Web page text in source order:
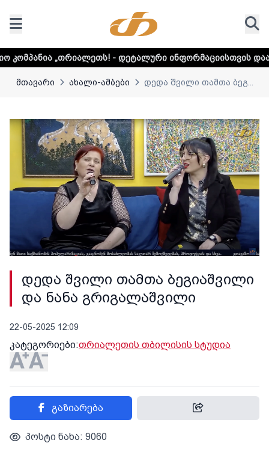
- დეტალური ინფორმაციისთვის დააკლიკეთ ლინკს
მთავარი ახალი-ამბები დედა შვილი თამთა ბეგ...
დედა შვილი თამთა ბეგიაშვილი
და ნანა გრიგალაშვილი
22-05-2025 12:09
კატეგორიები:თრიალეთის თბილისის სტუდია
გაზიარება
პოსტი ნახა: 9060